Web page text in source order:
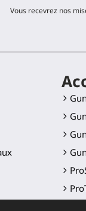
Vous recevrez nos